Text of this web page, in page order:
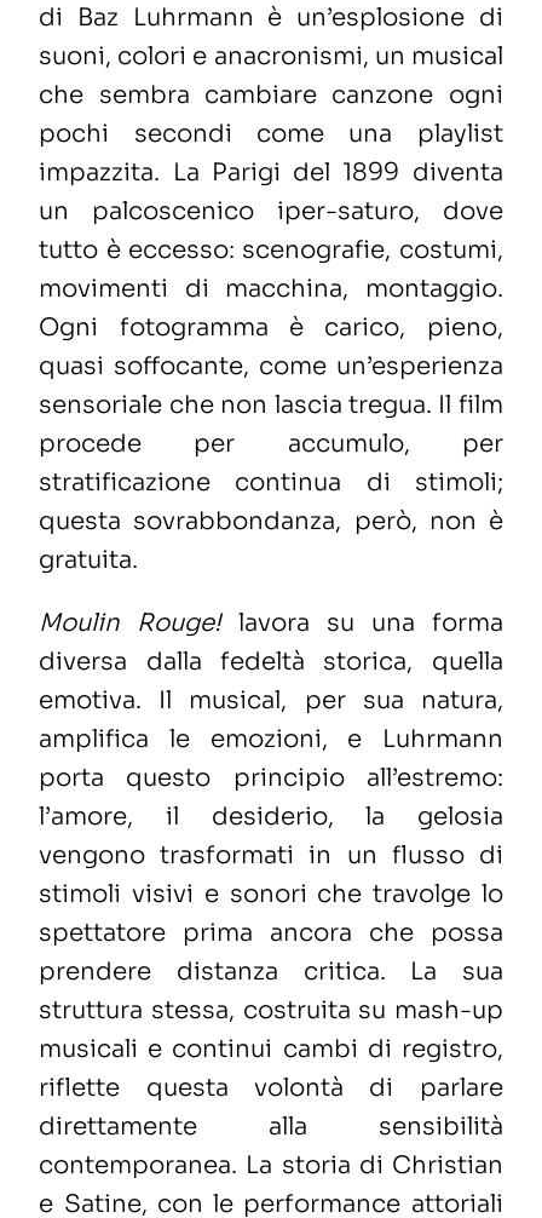
di Baz Luhrmann è un’esplosione di
suoni, colori e anacronismi, un musical
che sembra cambiare canzone ogni
pochi secondi come una playlist
impazzita. La Parigi del 1899 diventa
un palcoscenico iper-saturo, dove
tutto è eccesso: scenografie, costumi,
movimenti di macchina, montaggio.
Ogni fotogramma è carico, pieno,
quasi soffocante, come un’esperienza
sensoriale che non lascia tregua. Il film
procede per accumulo, per
stratificazione continua di stimoli;
questa sovrabbondanza, però, non è
gratuita.
Moulin Rouge!lavora su una forma
diversa dalla fedeltà storica, quella
emotiva. Il musical, per sua natura,
amplifica le emozioni, e Luhrmann
porta questo principio all’estremo:
l’amore, il desiderio, la gelosia
vengono trasformati in un flusso di
stimoli visivi e sonori che travolge lo
spettatore prima ancora che possa
prendere distanza critica. La sua
struttura stessa, costruita su mash-up
musicali e continui cambi di registro,
riflette questa volontà di parlare
direttamente alla sensibilità
contemporanea. La storia di Christian
e Satine, con le performance attoriali